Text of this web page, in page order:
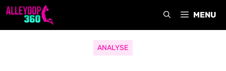
Aller
MENU
ANALYSE